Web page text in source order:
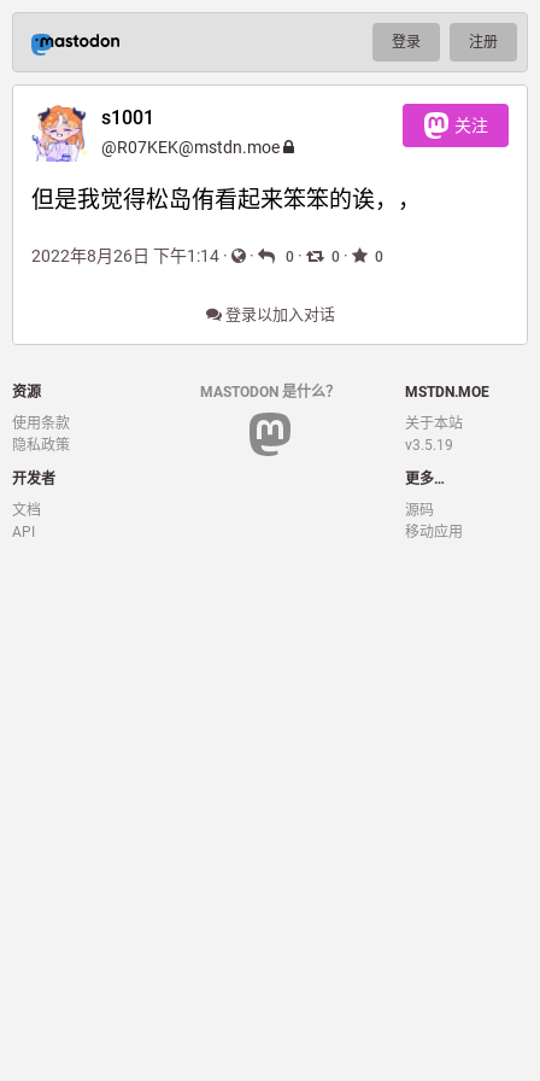
登录 注册
s1001
@R07KEK@mstdn.moe
关注
但是我觉得松岛侑看起来笨笨的诶，，
2022年8月26日 下午1:14 · · 0 · 0 · 0
登录以加入对话
资源
使用条款
隐私政策
开发者
文档
API
MASTODON 是什么？
MSTDN.MOE
关于本站
v3.5.19
更多…
源码
移动应用